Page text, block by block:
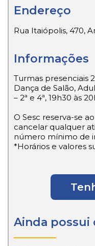
Endereço
Rua Itaiópolis, 470,
Informações
Turmas presenciais
Dança de Salão,
– 2ª e 4ª, 19h30 às
O Sesc reserva-se
cancelar qualquer
número mínimo de
*Horários e valores
Ainda possui